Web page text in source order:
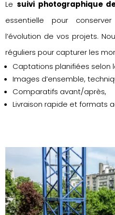
Le suivi photographique
essentielle pour
l’évolution de vos projets.
réguliers pour capturer les
Captations planifiées selon
Images d’ensemble,
Comparatifs avant/après,
Livraison rapide et formats